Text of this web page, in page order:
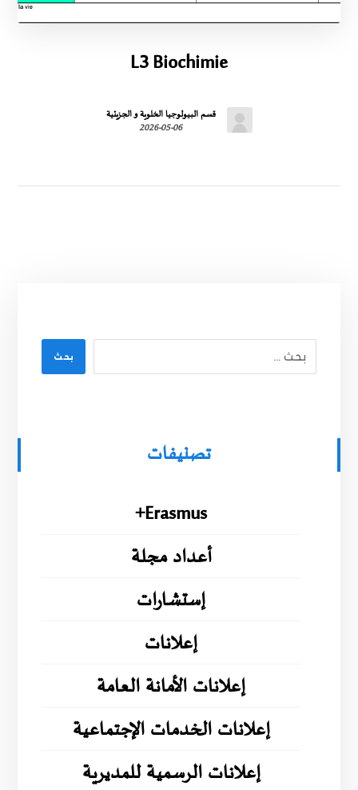
L3 Biochimie
قسم البيولوجيا الخلوية و الجزيئية
2026-05-06
بحث
تصنيفات
Erasmus+
أعداد مجلة
إستشارات
إعلانات
إعلانات الأمانة العامة
إعلانات الخدمات الإجتماعية
إعلانات الرسمية للمديرية